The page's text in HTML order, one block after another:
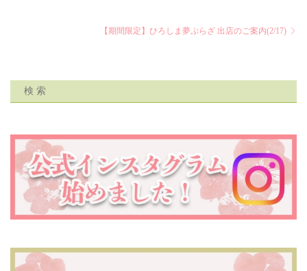
【期間限定】ひろしま夢ぷらざ 出店のご案内(2/17)